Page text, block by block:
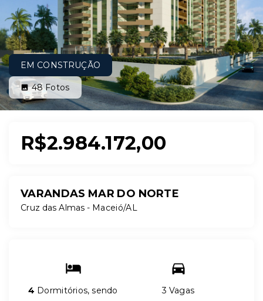
EM CONSTRUÇÃO
48Fotos
R$2.984.172,00
VARANDAS MAR DO NORTE
Cruz das Almas - Maceió/AL
4 Dormitórios, sendo
3 Vagas